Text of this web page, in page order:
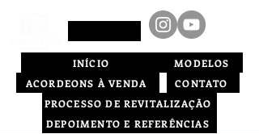
MODELOS
INÍCIO
ACORDEONS À VENDA
CONTATO
DEPOIMENTO E REFERÊNCIAS
PROCESSO DE REVITALIZAÇÃO